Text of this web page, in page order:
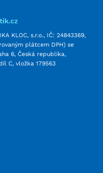
KLOC, s.r.o., IČ: 24843369,
plátcem DPH) se
6, Česká republika,
C, vložka 179563